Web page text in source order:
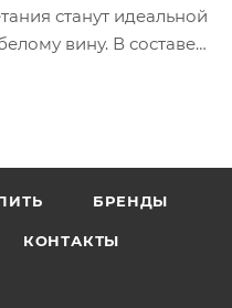
станут идеальной
вину. В составе
БРЕНДЫ
КОНТАКТЫ